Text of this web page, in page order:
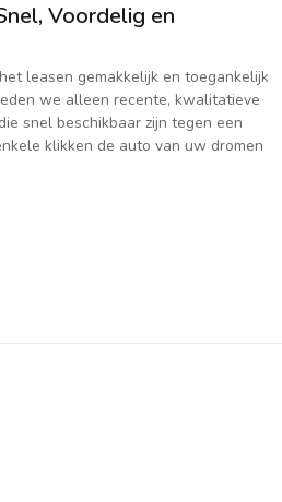
Voordelig en
leasen gemakkelijk en toegankelijk
we alleen recente, kwalitatieve
snel beschikbaar zijn tegen een
klikken de auto van uw dromen